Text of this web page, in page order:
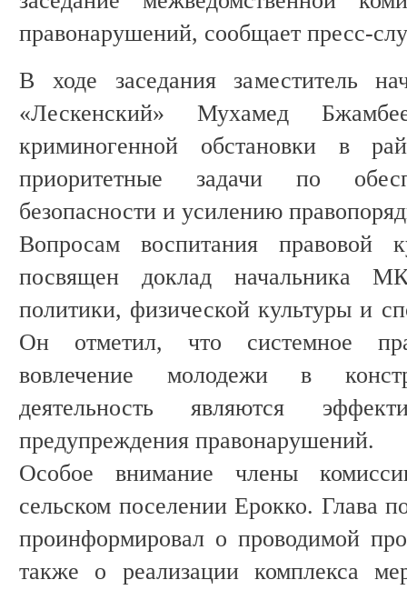
правонарушений, сообщает пресс-
В ходе заседания заместитель
«Лескенский» Мухамед
криминогенной обстановки в
приоритетные задачи по
безопасности и усилению
Вопросам воспитания правовой
посвящен доклад начальника
политики, физической культуры и
Он отметил, что системное
вовлечение молодежи в
деятельность являются
предупреждения правонарушений.
Особое внимание члены
сельском поселении Ерокко. Глава
проинформировал о проводимой
также о реализации комплекса